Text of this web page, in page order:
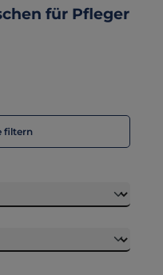
für Pfleger
filtern